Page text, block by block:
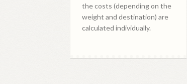
the costs (depending on the
weight and destination) are
calculated individually.